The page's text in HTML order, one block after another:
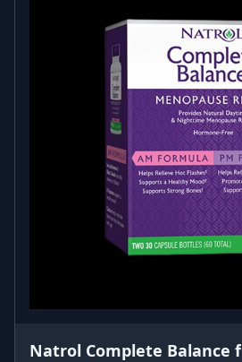
Natrol Complete Balance f